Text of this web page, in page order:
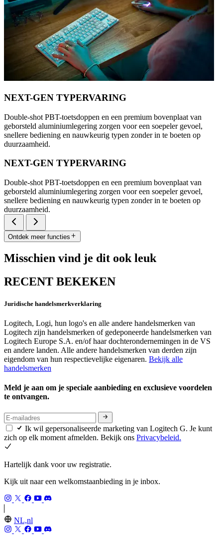
NEXT-GEN TYPERVARING
Double-shot PBT-toetsdoppen en een premium bovenplaat van
geborsteld aluminiumlegering zorgen voor een soepeler gevoel,
snellere bediening en nauwkeurig typen zonder in te boeten op
duurzaamheid.
NEXT-GEN TYPERVARING
Double-shot PBT-toetsdoppen en een premium bovenplaat van
geborsteld aluminiumlegering zorgen voor een soepeler gevoel,
snellere bediening en nauwkeurig typen zonder in te boeten op
duurzaamheid.
Ontdek meer functies
Misschien vind je dit ook leuk
RECENT BEKEKEN
Juridische handelsmerkverklaring
Logitech, Logi, hun logo's en alle andere handelsmerken van
Logitech zijn handelsmerken of gedeponeerde handelsmerken van
Logitech Europe S.A. en/of haar dochterondernemingen in de VS
en andere landen. Alle andere handelsmerken van derden zijn
eigendom van hun respectievelijke eigenaren. Bekijk alle
handelsmerken
Meld je aan om je speciale aanbieding en exclusieve voordelen
te ontvangen.
Ik wil gepersonaliseerde marketing van Logitech G. Je kunt
zich op elk moment afmelden. Bekijk ons Privacybeleid.
Hartelijk dank voor uw registratie.
Kijk uit naar een welkomstaanbieding in je inbox.
NL,nl